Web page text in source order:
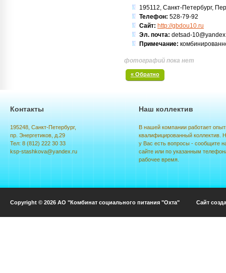
195112, Санкт-Петербург,
Телефон: 528-79-92
Сайт: http://gbdou10.ru
Эл. почта: detsad-
Примечание:
фотографий пока нет
« Обратно
Контакты
195248, Санкт-Петербург,
пр. Энергетиков, д.29
Тел: 8 (812) 222 30 33
ksp-stashkova@yandex.ru
Наш коллектив
В нашей компании работает
квалифицированный коллектив.
у Вас есть вопросы - сообщите
сайте или по указанным
рабочее время.
Copyright © 2026 АО "Комбинат социального питания "Охта" Сайт